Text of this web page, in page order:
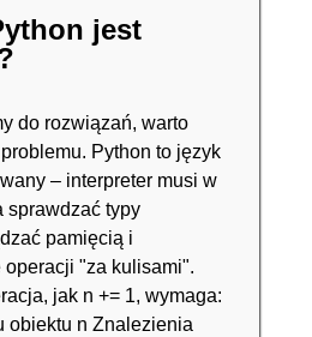
jest
do rozwiązań, warto
Python to język
– interpreter musi w
sprawdzać typy
pamięcią i
"za kulisami".
jak n += 1, wymaga:
obiektu n Znalezienia